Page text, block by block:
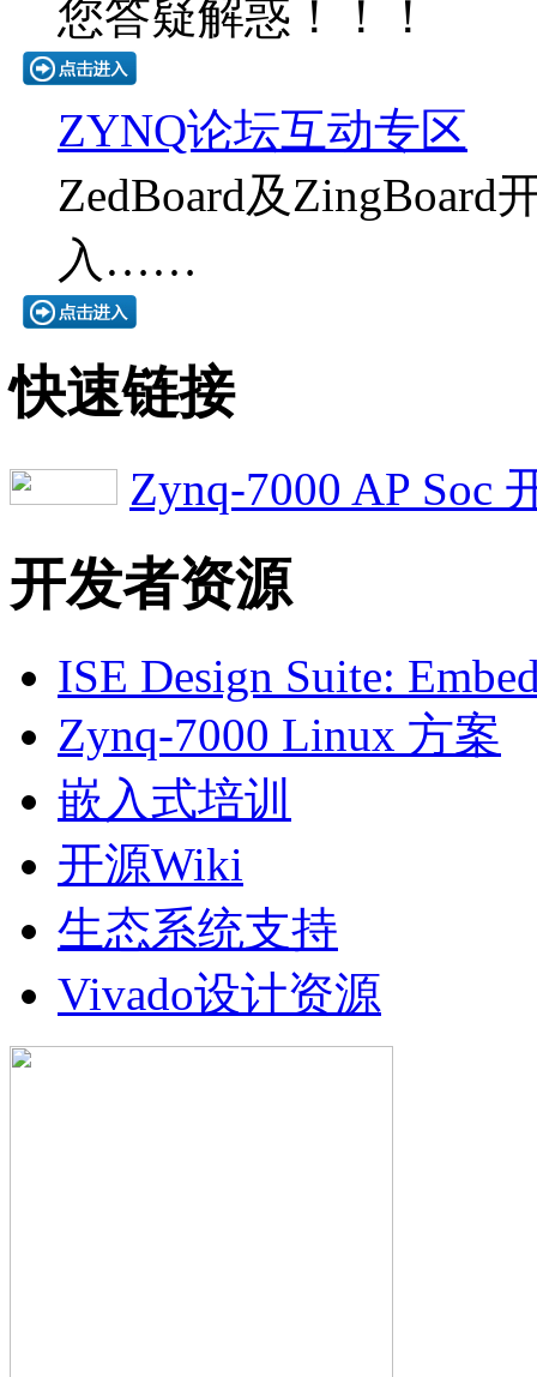
您答疑解惑！！！
ZYNQ论坛互动专区
ZedBoard及ZingBoard
入……
快速链接
Zynq-7000 AP Soc
开发者资源
ISE Design Suite:
Zynq-7000 Linux 方案
嵌入式培训
开源Wiki
生态系统支持
Vivado设计资源